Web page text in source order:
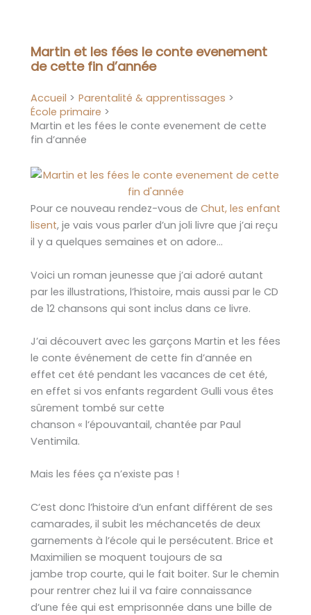
Martin et les fées le conte evenement
de cette fin d’année
Accueil
Parentalité & apprentissages
École primaire
Martin et les fées le conte evenement de cette
fin d’année
Pour ce nouveau rendez-vous de Chut, les enfant
lisent, je vais vous parler d’un joli livre que j’ai reçu
il y a quelques semaines et on adore…
Voici un roman jeunesse que j’ai adoré autant
par les illustrations, l’histoire, mais aussi par le CD
de 12 chansons qui sont inclus dans ce livre.
J’ai découvert avec les garçons Martin et les fées
le conte événement de cette fin d’année en
effet cet été pendant les vacances de cet été,
en effet si vos enfants regardent Gulli vous êtes
sûrement tombé sur cette
chanson « l‘épouvantail, chantée par Paul
Ventimila.
Mais les fées ça n’existe pas !
C’est donc l’histoire d’un enfant différent de ses
camarades, il subit les méchancetés de deux
garnements à l’école qui le persécutent. Brice et
Maximilien se moquent toujours de sa
jambe trop courte, qui le fait boiter. Sur le chemin
pour rentrer chez lui il va faire connaissance
d’une fée qui est emprisonnée dans une bille de